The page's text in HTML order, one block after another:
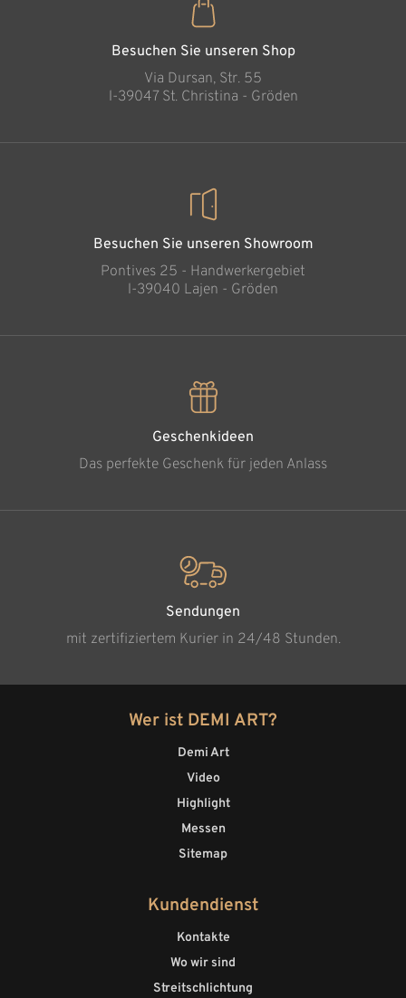
Hl.Familie schlicht
Hinzugefügt zum
Warenkorb
Besuchen Sie unseren Shop
Via Dursan, Str. 55
l-39047 St. Christina - Gröden
Besuchen Sie unseren Showroom
Pontives 25 - Handwerkergebiet
l-39040 Lajen - Gröden
Geschenkideen
Das perfekte Geschenk für jeden Anlass
Sendungen
mit zertifiziertem Kurier in 24/48 Stunden.
Wer ist DEMI ART?
Demi Art
Video
Highlight
Messen
Sitemap
Kundendienst
Kontakte
Wo wir sind
Streitschlichtung